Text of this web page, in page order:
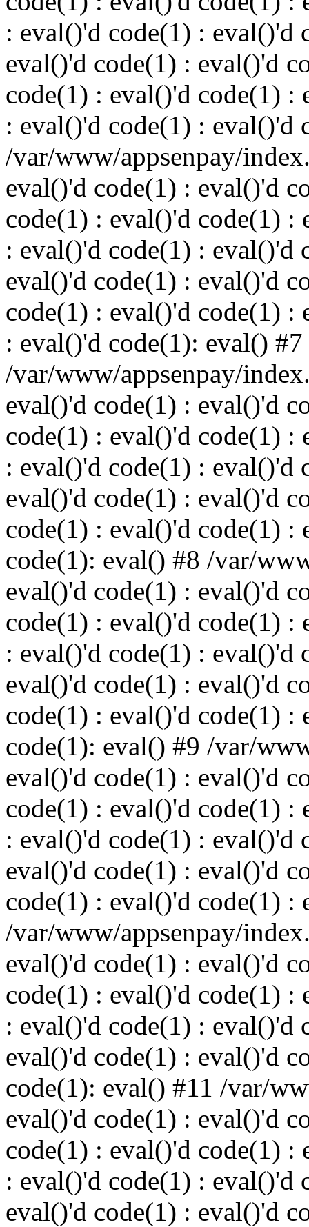
: eval()'d code(1) : eval()'d
eval()'d code(1) : eval()'d
code(1) : eval()'d code(1) :
: eval()'d code(1) : eval()'d
/var/www/appsenpay/
eval()'d code(1) : eval()'d
code(1) : eval()'d code(1) :
: eval()'d code(1) : eval()'d
eval()'d code(1) : eval()'d
code(1) : eval()'d code(1) :
: eval()'d code(1): eval() #7
/var/www/appsenpay/
eval()'d code(1) : eval()'d
code(1) : eval()'d code(1) :
: eval()'d code(1) : eval()'d
eval()'d code(1) : eval()'d
code(1) : eval()'d code(1) :
code(1): eval() #8 /var/
eval()'d code(1) : eval()'d
code(1) : eval()'d code(1) :
: eval()'d code(1) : eval()'d
eval()'d code(1) : eval()'d
code(1) : eval()'d code(1) :
code(1): eval() #9 /var/
eval()'d code(1) : eval()'d
code(1) : eval()'d code(1) :
: eval()'d code(1) : eval()'d
eval()'d code(1) : eval()'d
code(1) : eval()'d code(1) :
/var/www/appsenpay/
eval()'d code(1) : eval()'d
code(1) : eval()'d code(1) :
: eval()'d code(1) : eval()'d
eval()'d code(1) : eval()'d
code(1): eval() #11 /var/
eval()'d code(1) : eval()'d
code(1) : eval()'d code(1) :
: eval()'d code(1) : eval()'d
eval()'d code(1) : eval()'d